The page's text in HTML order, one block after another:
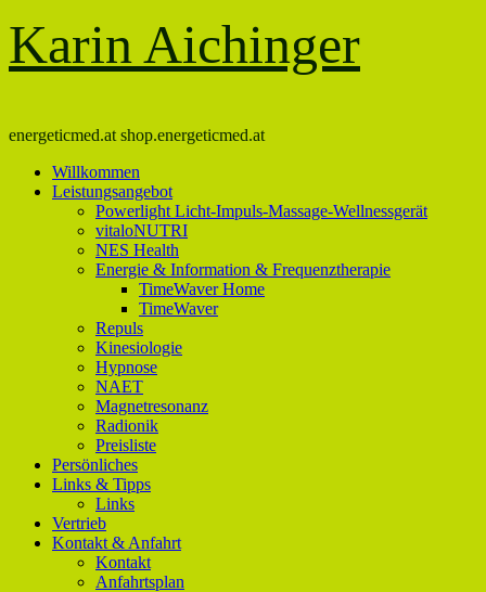
Karin Aichinger
energeticmed.at shop.energeticmed.at
Willkommen
Leistungsangebot
Powerlight Licht-Impuls-Massage-Wellnessgerät
vitaloNUTRI
NES Health
Energie & Information & Frequenztherapie
TimeWaver Home
TimeWaver
Repuls
Kinesiologie
Hypnose
NAET
Magnetresonanz
Radionik
Preisliste
Persönliches
Links & Tipps
Links
Vertrieb
Kontakt & Anfahrt
Kontakt
Anfahrtsplan